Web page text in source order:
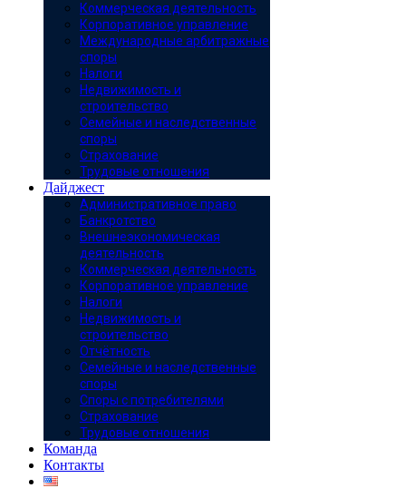
Коммерческая деятельность
Корпоративное управление
Международные арбитражные
споры
Налоги
Недвижимость и
строительство
Семейные и наследственные
споры
Страхование
Трудовые отношения
Дайджест
Административное право
Банкротство
Внешнеэкономическая
деятельность
Коммерческая деятельность
Корпоративное управление
Налоги
Недвижимость и
строительство
Отчётность
Семейные и наследственные
споры
Споры с потребителями
Страхование
Трудовые отношения
Команда
Контакты